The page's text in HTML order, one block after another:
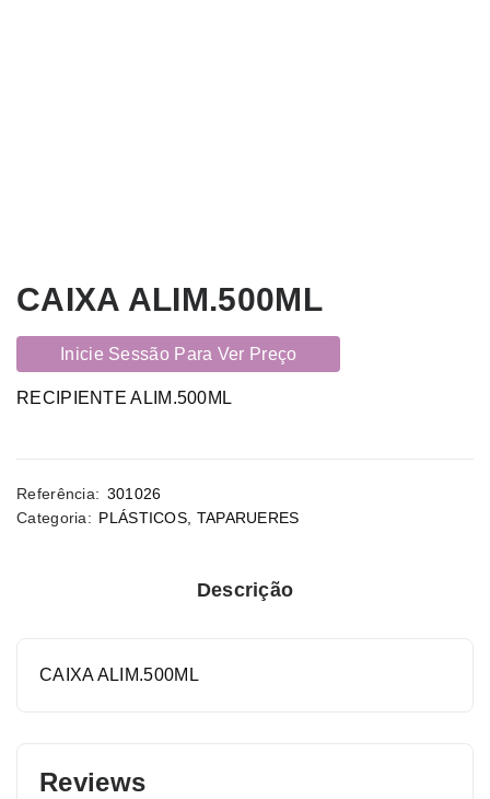
CAIXA ALIM.500ML
Inicie Sessão Para Ver Preço
RECIPIENTE ALIM.500ML
Referência: 301026
Categoria: PLÁSTICOS TAPARUERES
Descrição
CAIXA ALIM.500ML
Reviews